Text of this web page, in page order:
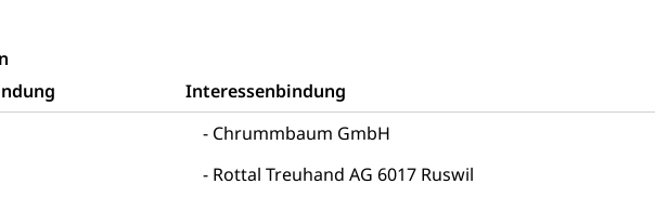
Interessenbindung
Chrummbaum GmbH
Rottal Treuhand AG 6017 Ruswil
und Mann
Mobbing
Geschlechter und Lebensformen
Gleichstellung Menschen mit